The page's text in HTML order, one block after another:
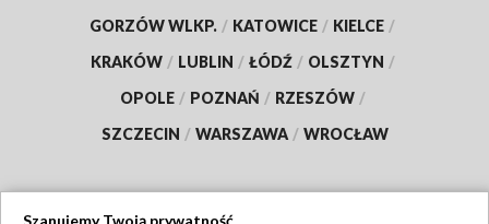
GORZÓW WLKP. / KATOWICE / KIELCE /
KRAKÓW / LUBLIN / ŁÓDŹ / OLSZTYN /
OPOLE / POZNAŃ / RZESZÓW /
SZCZECIN / WARSZAWA / WROCŁAW
Szanujemy Twoją prywatność